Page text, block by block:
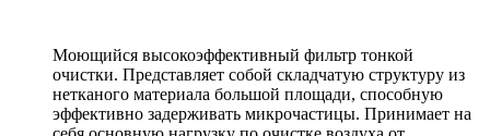
Моющийся высокоэффективный фильтр тонкой
очистки. Представляет собой складчатую структуру из
нетканого материала большой площади, способную
эффективно задерживать микрочастицы. Принимает на